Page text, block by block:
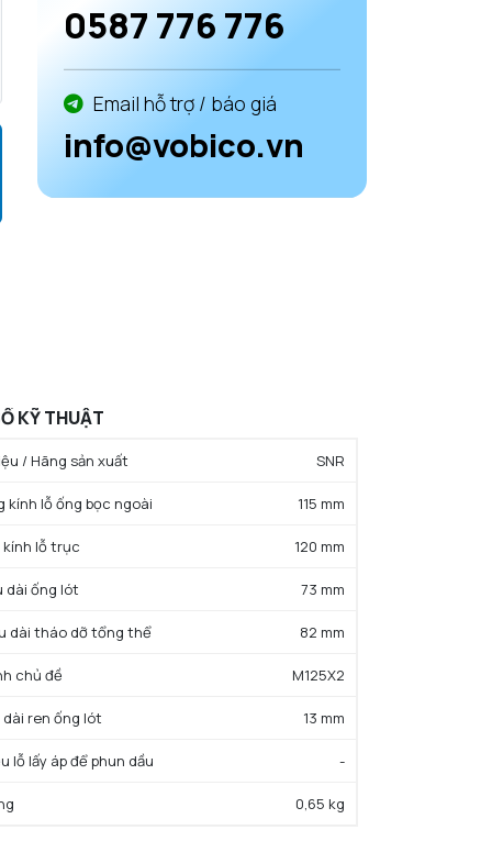
0587 776 776
Email hỗ trợ / báo giá
info@vobico.vn
KỸ THUẬT
/ Hãng sản xuất SNR
kính lỗ ống bọc ngoài 115 mm
lỗ trục 120 mm
dài ống lót 73 mm
dài tháo dỡ tổng thể 82 mm
chủ đề M125X2
dài ren ống lót 13 mm
lỗ lấy áp để phun dầu -
0,65 kg